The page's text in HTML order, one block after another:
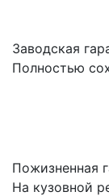
Заводская
Полностью
Пожизненная
На кузовной